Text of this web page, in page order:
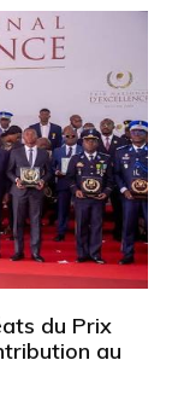
du Prix
au